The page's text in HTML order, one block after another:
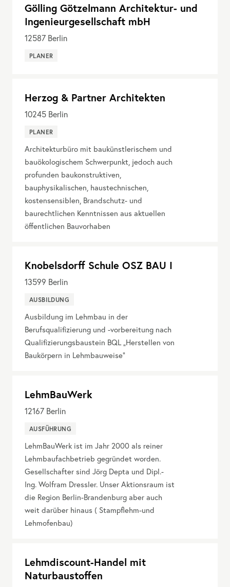
Gölling Götzelmann Architektur- und
Ingenieurgesellschaft mbH
12587 Berlin
PLANER
Herzog & Partner Architekten
10245 Berlin
PLANER
Architekturbüro mit baukünstlerischem und
bauökologischem Schwerpunkt, jedoch auch
profunden baukonstruktiven,
bauphysikalischen, haustechnischen,
kostensensiblen, Brandschutz- und
baurechtlichen Kenntnissen aus aktuellen
öffentlichen Bauvorhaben
Knobelsdorff Schule OSZ BAU I
13599 Berlin
AUSBILDUNG
Ausbildung im Lehmbau in der
Berufsqualifizierung und -vorbereitung nach
Qualifizierungsbaustein BQL „Herstellen von
Baukörpern in Lehmbauweise“
LehmBauWerk
12167 Berlin
AUSFÜHRUNG
LehmBauWerk ist im Jahr 2000 als reiner
Lehmbaufachbetrieb gegründet worden.
Gesellschafter sind Jörg Depta und Dipl.-
Ing. Wolfram Dressler. Unser Aktionsraum ist
die Region Berlin-Brandenburg aber auch
weit darüber hinaus ( Stampflehm-und
Lehmofenbau)
Lehmdiscount-Handel mit
Naturbaustoffen